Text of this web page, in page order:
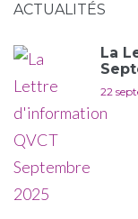
ACTUALITÉS
La
22